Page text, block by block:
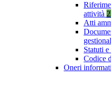
attività
Atti
Statuti
Codice
Oneri